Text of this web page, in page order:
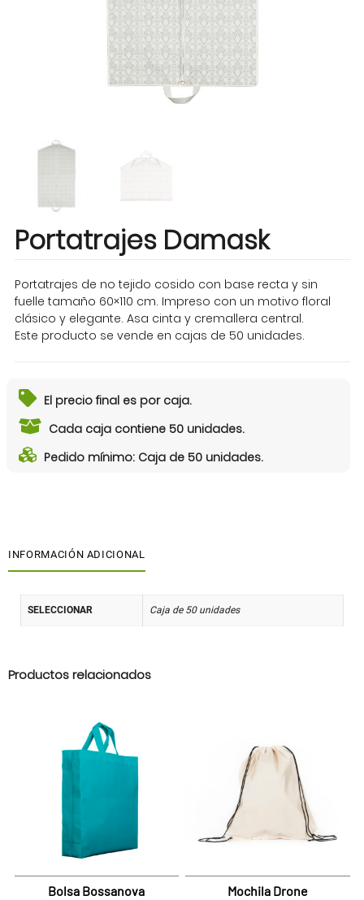
Portatrajes Damask
Portatrajes de no tejido cosido con base recta y sin
fuelle tamaño 60×110 cm. Impreso con un motivo floral
clásico y elegante. Asa cinta y cremallera central.
Este producto se vende en cajas de 50 unidades.
El precio final es por caja.
Cada caja contiene 50 unidades.
Pedido mínimo: Caja de 50 unidades.
INFORMACIÓN ADICIONAL
SELECCIONAR Caja de 50 unidades
Productos relacionados
Bolsa Bossanova Mochila Drone